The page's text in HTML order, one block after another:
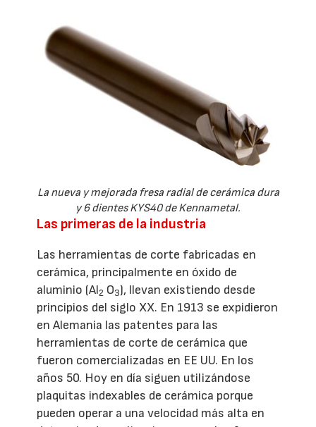
La nueva y mejorada fresa radial de cerámica dura
y 6 dientes KYS40 de Kennametal.
Las primeras de la industria
Las herramientas de corte fabricadas en
cerámica, principalmente en óxido de
aluminio (Al2 O3), llevan existiendo desde
principios del siglo XX. En 1913 se expidieron
en Alemania las patentes para las
herramientas de corte de cerámica que
fueron comercializadas en EE UU. En los
años 50. Hoy en día siguen utilizándose
plaquitas indexables de cerámica porque
pueden operar a una velocidad más alta en